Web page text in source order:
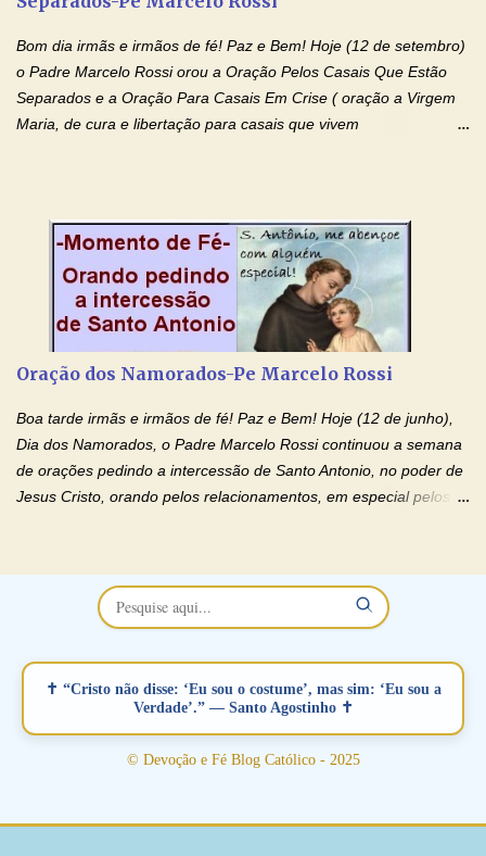
Bom dia irmãs e irmãos de fé! Paz e Bem! Hoje (12 de setembro)
o Padre Marcelo Rossi orou a Oração Pelos Casais Que Estão
Separados e a Oração Para Casais Em Crise ( oração a Virgem
Maria, de cura e libertação para casais que vivem
no programa de rádio Momento de Fé, pela cura dos
relacionamentos. Seu relacionamento está doente? Você está
sofrendo? Então ouça o Momento de Fé e entre nesta corrente
de orações abençoadas, d eixe o Amor Ágape de Jesus curar e
restaurar você e seu relacionamento. Adriana-Devoção e Fé
Oração Pelos Casais Que Estão Separados Casais que estão
separados, devido ao envolvimento de outras pessoas no
relacionamento e que minaram, espiritualmente, a relação do
casal. Vamos orar (coloque o seu esposo ou esposa diante de
Deus). "Senhor Jesus, restaura os laços ...
Oração dos Namorados-Pe Marcelo Rossi
Boa tarde irmãs e irmãos de fé! Paz e Bem! Hoje (12 de junho),
Dia dos Namorados, o Padre Marcelo Rossi continuou a semana
de orações pedindo a intercessão de Santo Antonio, no poder de
Jesus Cristo, orando pelos relacionamentos, em especial pelos
maravilhosos cartões que coloquei aqui para vocês. Não perca
esta abençoada semana no Momento de Fé do Padre Marcelo,
vamos juntos formar esta forte corrente de orações. Você que
verdadeiro, ou que está com problemas no relacionamento
amoroso, creia na poderosa intercessão deste santo amigo:
Santo Antonio! Tenha fé, não desista, pois ele intercede por nós
junto a Jesus! Fique no Amor Ágape de Jesus e no Amor Materno
✝ “Cristo não disse: ‘Eu sou o costume’, mas sim: ‘Eu sou a
Verdade’.” — Santo Agostinho ✝
© Devoção e Fé Blog Católico - 2025